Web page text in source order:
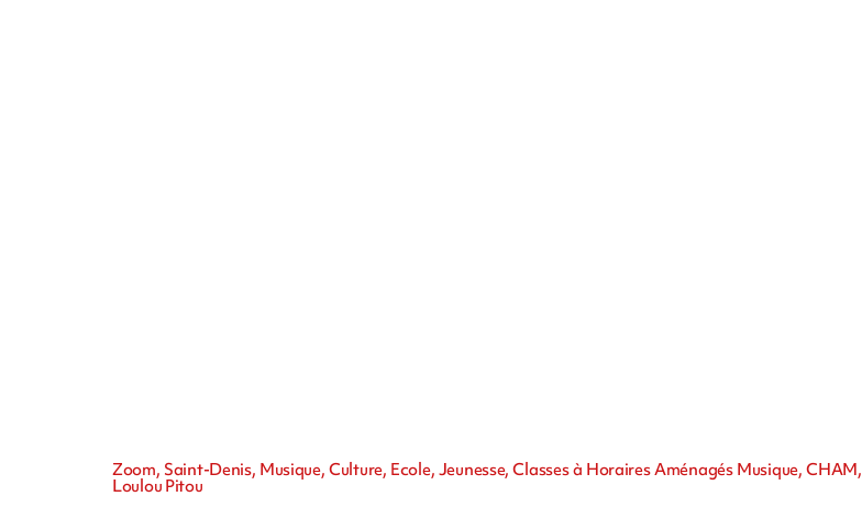
Zoom, Saint-Denis, Musique, Culture, Ecole, Jeunesse, Classes à Horaires Aménagés Musique, CHAM,
Loulou Pitou